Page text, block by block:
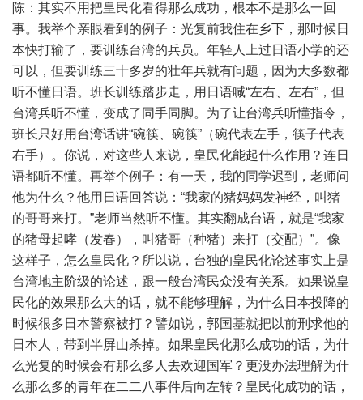
陈：其实不用把皇民化看得那么成功，根本不是那么一回
事。我举个亲眼看到的例子：光复前我住在乡下，那时候日
本快打输了，要训练台湾的兵员。年轻人上过日语小学的还
可以，但要训练三十多岁的壮年兵就有问题，因为大多数都
听不懂日语。班长训练踏步走，用日语喊“左右、左右”，但
台湾兵听不懂，变成了同手同脚。为了让台湾兵听懂指令，
班长只好用台湾话讲“碗筷、碗筷”（碗代表左手，筷子代表
右手）。你说，对这些人来说，皇民化能起什么作用？连日
语都听不懂。再举个例子：有一天，我的同学迟到，老师问
他为什么？他用日语回答说：“我家的猪妈妈发神经，叫猪
的哥哥来打。”老师当然听不懂。其实翻成台语，就是“我家
的猪母起哮（发春），叫猪哥（种猪）来打（交配）”。像
这样子，怎么皇民化？所以说，台独的皇民化论述事实上是
台湾地主阶级的论述，跟一般台湾民众没有关系。如果说皇
民化的效果那么大的话，就不能够理解，为什么日本投降的
时候很多日本警察被打？譬如说，郭国基就把以前刑求他的
日本人，带到半屏山杀掉。如果皇民化那么成功的话，为什
么光复的时候会有那么多人去欢迎国军？更没办法理解为什
么那么多的青年在二二八事件后向左转？皇民化成功的话，